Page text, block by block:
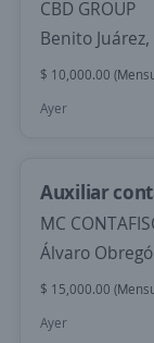
CBD GROUP
Benito
$ 10,000.00
Ayer
Auxiliar
MC
Álvaro
$ 15,000.00
Ayer